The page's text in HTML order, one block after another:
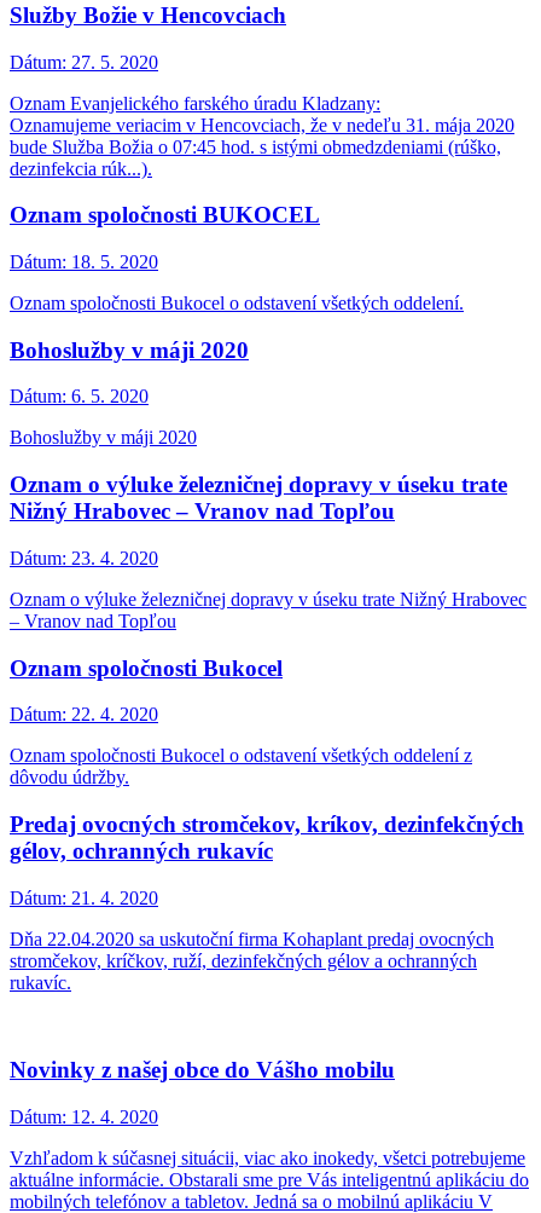
Služby Božie v Hencovciach
Dátum: 27. 5. 2020
Oznam Evanjelického farského úradu Kladzany:
Oznamujeme veriacim v Hencovciach, že v nedeľu 31. mája 2020
bude Služba Božia o 07:45 hod. s istými obmedzdeniami (rúško,
dezinfekcia rúk...).
Oznam spoločnosti BUKOCEL
Dátum: 18. 5. 2020
Oznam spoločnosti Bukocel o odstavení všetkých oddelení.
Bohoslužby v máji 2020
Dátum: 6. 5. 2020
Bohoslužby v máji 2020
Oznam o výluke železničnej dopravy v úseku trate
Nižný Hrabovec – Vranov nad Topľou
Dátum: 23. 4. 2020
Oznam o výluke železničnej dopravy v úseku trate Nižný Hrabovec
– Vranov nad Topľou
Oznam spoločnosti Bukocel
Dátum: 22. 4. 2020
Oznam spoločnosti Bukocel o odstavení všetkých oddelení z
dôvodu údržby.
Predaj ovocných stromčekov, kríkov, dezinfekčných
gélov, ochranných rukavíc
Dátum: 21. 4. 2020
Dňa 22.04.2020 sa uskutoční firma Kohaplant predaj ovocných
stromčekov, kríčkov, ruží, dezinfekčných gélov a ochranných
rukavíc.
Novinky z našej obce do Vášho mobilu
Dátum: 12. 4. 2020
Vzhľadom k súčasnej situácii, viac ako inokedy, všetci potrebujeme
aktuálne informácie. Obstarali sme pre Vás inteligentnú aplikáciu do
mobilných telefónov a tabletov. Jedná sa o mobilnú aplikáciu V